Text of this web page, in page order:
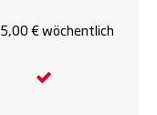
5,00 € wöchentlich